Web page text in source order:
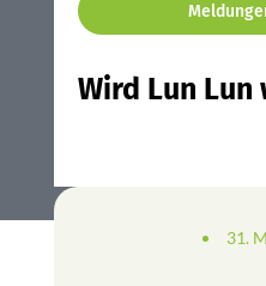
Wird Lun Lun
31.